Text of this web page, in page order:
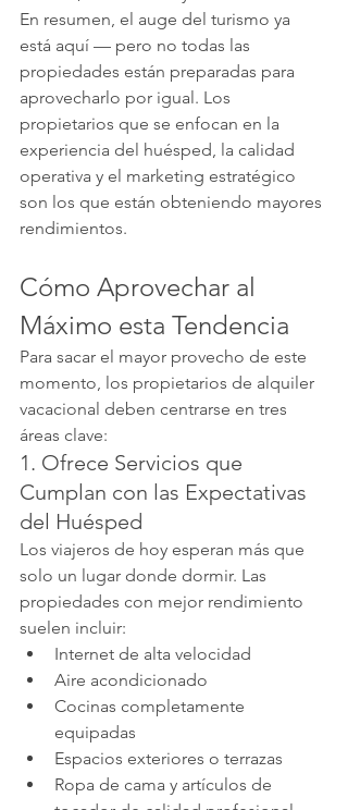
En resumen, el auge del turismo ya
está aquí — pero no todas las
propiedades están preparadas para
aprovecharlo por igual. Los
propietarios que se enfocan en la
experiencia del huésped, la calidad
operativa y el marketing estratégico
son los que están obteniendo mayores
rendimientos.
Cómo Aprovechar al
Máximo esta Tendencia
Para sacar el mayor provecho de este
momento, los propietarios de alquiler
vacacional deben centrarse en tres
áreas clave:
1. Ofrece Servicios que
Cumplan con las Expectativas
del Huésped
Los viajeros de hoy esperan más que
solo un lugar donde dormir. Las
propiedades con mejor rendimiento
suelen incluir:
Internet de alta velocidad
Aire acondicionado
Cocinas completamente
equipadas
Espacios exteriores o terrazas
Ropa de cama y artículos de